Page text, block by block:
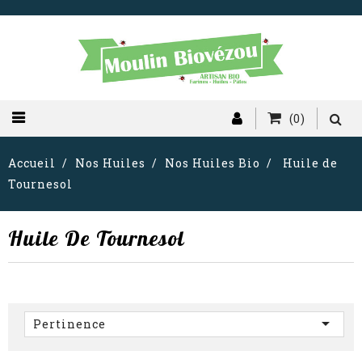
(0)
Accueil Nos Huiles Nos Huiles Bio
Huile de
Tournesol
Huile De Tournesol
Pertinence 